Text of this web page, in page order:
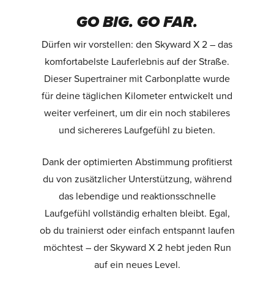
GO BIG. GO FAR.
Dürfen wir vorstellen: den Skyward X 2 – das
komfortabelste Lauferlebnis auf der Straße.
Dieser Supertrainer mit Carbonplatte wurde
für deine täglichen Kilometer entwickelt und
weiter verfeinert, um dir ein noch stabileres
und sichereres Laufgefühl zu bieten.
Dank der optimierten Abstimmung profitierst
du von zusätzlicher Unterstützung, während
das lebendige und reaktionsschnelle
Laufgefühl vollständig erhalten bleibt. Egal,
ob du trainierst oder einfach entspannt laufen
möchtest – der Skyward X 2 hebt jeden Run
auf ein neues Level.